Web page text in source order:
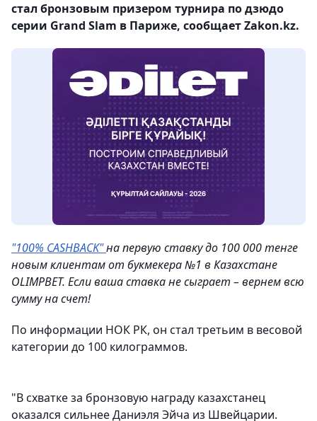
стал бронзовым призером турнира по дзюдо
серии Grand Slam в Париже, сообщает Zakon.kz.
"100% CASHBACK"на первую ставку до 100 000 тенге
новым клиентам от букмекера №1 в Казахстане
OLIMPBET. Если ваша ставка не сыграет – вернем всю
сумму на счет!
По информации НОК РК, он стал третьим в весовой
категории до 100 килограммов.
"В схватке за бронзовую награду казахстанец
оказался сильнее Даниэля Эйча из Швейцарии.